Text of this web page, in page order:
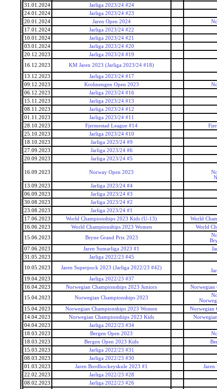
31.01.2024
Jarliga 2023/24 #24
24.01.2024
Jarliga 2023/24 #23
20.01.2024
Jaren Open 2024
17.01.2024
Jarliga 2023/24 #22
10.01.2024
Jarliga 2023/24 #21
03.01.2024
Jarliga 2023/24 #20
20.12.2023
Jarliga 2023/24 #19
16.12.2023
KM Jaren 2023 (Jarliga 2023/24 #18)
13.12.2023
Jarliga 2023/24 #17
09.12.2023
Krohnengen Open 2023
06.12.2023
Jarliga 2023/24 #16
15.11.2023
Jarliga 2023/24 #13
08.11.2023
Jarliga 2023/24 #12
01.11.2023
Jarliga 2023/24 #11
28.10.2023
Fjermestad League #14
25.10.2023
Jarliga 2023/24 #10
18.10.2023
Jarliga 2023/24 #9
27.09.2023
Jarliga 2023/24 #6
20.09.2023
Jarliga 2023/24 #5
16.09.2023 Norway Open 2023
13.09.2023
Jarliga 2023/24 #4
06.09.2023
Jarliga 2023/24 #3
30.08.2023
Jarliga 2023/24 #2
23.08.2023
Jarliga 2023/24 #1
17.06.2023
World Championships 2023 Kids (U-13)
World
16.06.2023
World Championships 2023 Women
World
15.06.2023
Bryne Grand Prix 2023
07.06.2023
Jaren Sumarliga 2023 #1
31.05.2023
Jarliga 2022/23 #45
10.05.2023
Jaren Superpuck 2023 (Jarliga 2022/23 #42)
19.04.2023
Jarliga 2022/23 #37
16.04.2023
Norwegian Championships 2023 Juniors
Norwegian
15.04.2023
Norwegian Championships 2023
15.04.2023
Norwegian Championships 2023 Women
Norwegian
14.04.2023
Norwegian Championships 2023 Kids
04.04.2023
Jarliga 2022/23 #34
18.03.2023
Bergen Open 2023
18.03.2023
Bergen Open 2023 Kids
15.03.2023
Jarliga 2022/23 #31
08.03.2023
Jarliga 2022/23 #30
01.03.2023
Jaren Bordhockeyskule 2023 #1
Jaren
22.02.2023
Jarliga 2022/23 #28
08.02.2023
Jarliga 2022/23 #26